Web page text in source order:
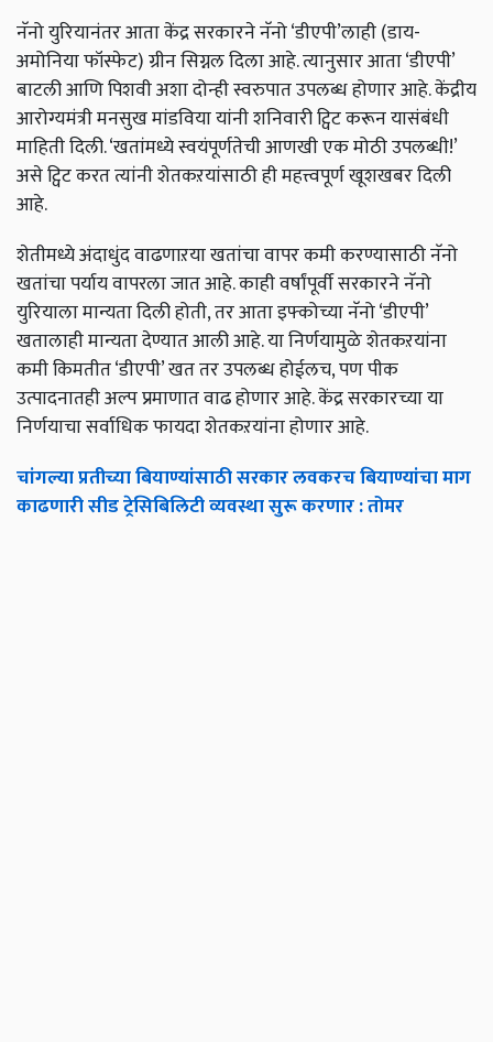
नॅनो युरियानंतर आता केंद्र सरकारने नॅनो ‘डीएपी’लाही (डाय-
अमोनिया फॉस्फेट) ग्रीन सिग्नल दिला आहे. त्यानुसार आता ‘डीएपी’
बाटली आणि पिशवी अशा दोन्ही स्वरुपात उपलब्ध होणार आहे. केंद्रीय
आरोग्यमंत्री मनसुख मांडविया यांनी शनिवारी ट्विट करून यासंबंधी
माहिती दिली. ‘खतांमध्ये स्वयंपूर्णतेची आणखी एक मोठी उपलब्धी!’
असे ट्विट करत त्यांनी शेतकऱयांसाठी ही महत्त्वपूर्ण खूशखबर दिली
आहे.
शेतीमध्ये अंदाधुंद वाढणाऱया खतांचा वापर कमी करण्यासाठी नॅनो
खतांचा पर्याय वापरला जात आहे. काही वर्षांपूर्वी सरकारने नॅनो
युरियाला मान्यता दिली होती, तर आता इफ्कोच्या नॅनो ‘डीएपी’
खतालाही मान्यता देण्यात आली आहे. या निर्णयामुळे शेतकऱयांना
कमी किमतीत ‘डीएपी’ खत तर उपलब्ध होईलच, पण पीक
उत्पादनातही अल्प प्रमाणात वाढ होणार आहे. केंद्र सरकारच्या या
निर्णयाचा सर्वाधिक फायदा शेतकऱयांना होणार आहे.
चांगल्या प्रतीच्या बियाण्यांसाठी सरकार लवकरच बियाण्यांचा माग
काढणारी सीड ट्रेसिबिलिटी व्यवस्था सुरू करणार : तोमर